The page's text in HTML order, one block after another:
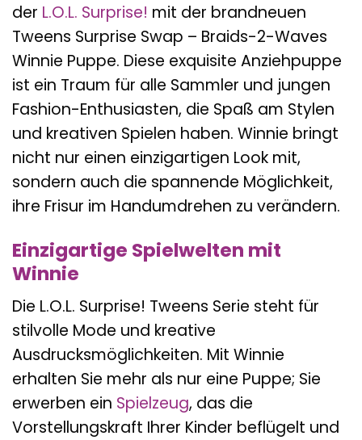
der L.O.L. Surprise! mit der brandneuen
Tweens Surprise Swap – Braids-2-Waves
Winnie Puppe. Diese exquisite Anziehpuppe
ist ein Traum für alle Sammler und jungen
Fashion-Enthusiasten, die Spaß am Stylen
und kreativen Spielen haben. Winnie bringt
nicht nur einen einzigartigen Look mit,
sondern auch die spannende Möglichkeit,
ihre Frisur im Handumdrehen zu verändern.
Einzigartige Spielwelten mit
Winnie
Die L.O.L. Surprise! Tweens Serie steht für
stilvolle Mode und kreative
Ausdrucksmöglichkeiten. Mit Winnie
erhalten Sie mehr als nur eine Puppe; Sie
erwerben ein Spielzeug, das die
Vorstellungskraft Ihrer Kinder beflügelt und